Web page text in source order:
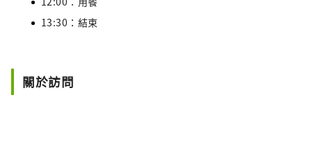
13:30：結束
關於訪問